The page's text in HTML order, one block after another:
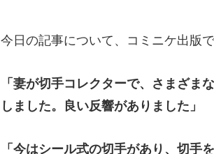
今日の記事について、コミニケ出版
「妻が切手コレクターで、さまざ
しました。良い反響がありました」
「今はシール式の切手があり、切手